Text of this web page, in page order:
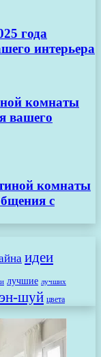
года
интерьера
комнаты
вашего
комнаты
с
идеи
лучшие лучших
шуй цвета